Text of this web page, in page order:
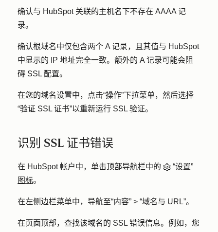
确认与 HubSpot 关联的主机名下不存在 AAAA 记
录。
确认根域名中仅包含两个 A 记录，且其值与 HubSpot
中显示的 IP 地址完全一致。额外的 A 记录可能会阻
碍 SSL 配置。
在您的域名设置中，点击“操作”下拉菜单，然后选择
“验证 SSL 证书”以重新运行 SSL 验证。
识别 SSL 证书错误
在 HubSpot 帐户中，单击顶部导航栏中的
“设置”
图标。
在左侧边栏菜单中，导航至“内容” > “域名与 URL”。
在页面顶部，查找该域名的 SSL 错误信息。例如，您